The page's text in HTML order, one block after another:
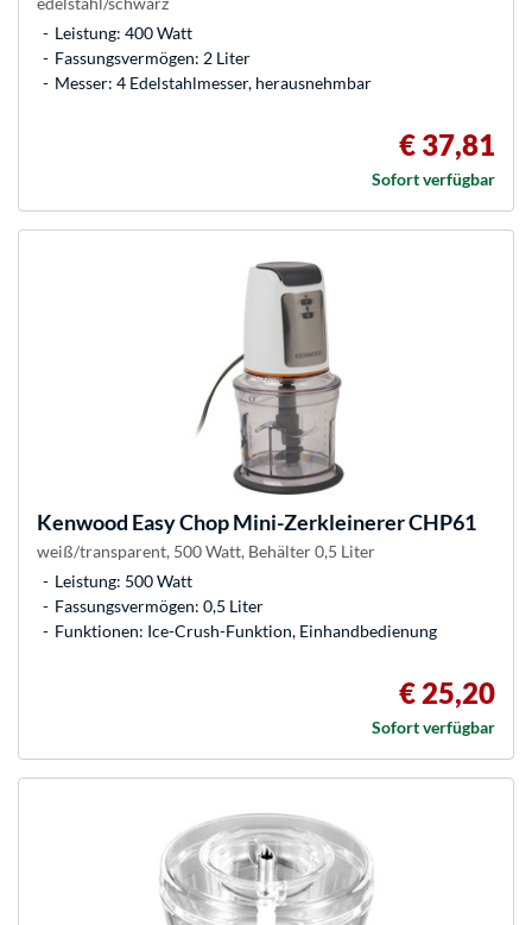
Leistung: 400 Watt
Fassungsvermögen: 2 Liter
Messer: 4 Edelstahlmesser, herausnehmbar
€ 37,81
Sofort verfügbar
Kenwood Easy Chop Mini-Zerkleinerer CHP61
weiß/transparent, 500 Watt, Behälter 0,5 Liter
Leistung: 500 Watt
Fassungsvermögen: 0,5 Liter
Funktionen: Ice-Crush-Funktion, Einhandbedienung
€ 25,20
Sofort verfügbar